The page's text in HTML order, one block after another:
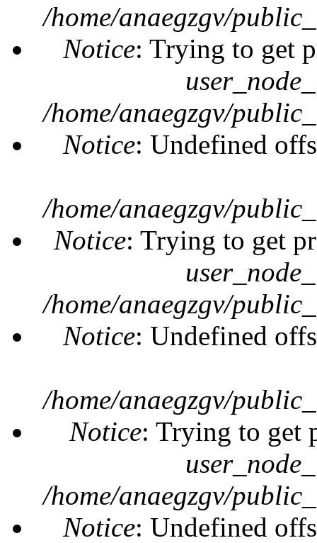
/home/anaegzgv/
Notice: Trying to get
/home/anaegzgv/
Notice: Undefined
/home/anaegzgv/
Notice: Trying to get
/home/anaegzgv/
Notice: Undefined
/home/anaegzgv/
Notice: Trying to get
/home/anaegzgv/
Notice: Undefined